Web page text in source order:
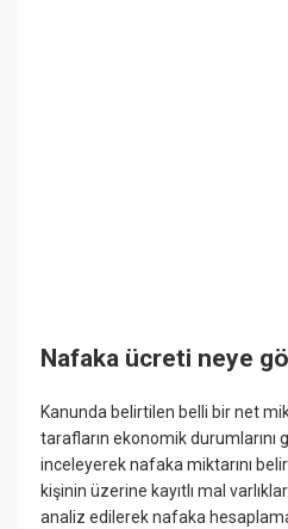
Nafaka ücreti neye
Kanunda belirtilen belli bir net
tarafların ekonomik durumlarını
inceleyerek nafaka miktarını
kişinin üzerine kayıtlı mal
analiz edilerek nafaka